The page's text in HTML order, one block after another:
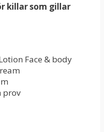
killar som gillar
Face & body
prov